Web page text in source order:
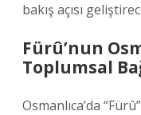
bakış açısı
Fürû’nun
Toplumsal
Osmanlıca’da